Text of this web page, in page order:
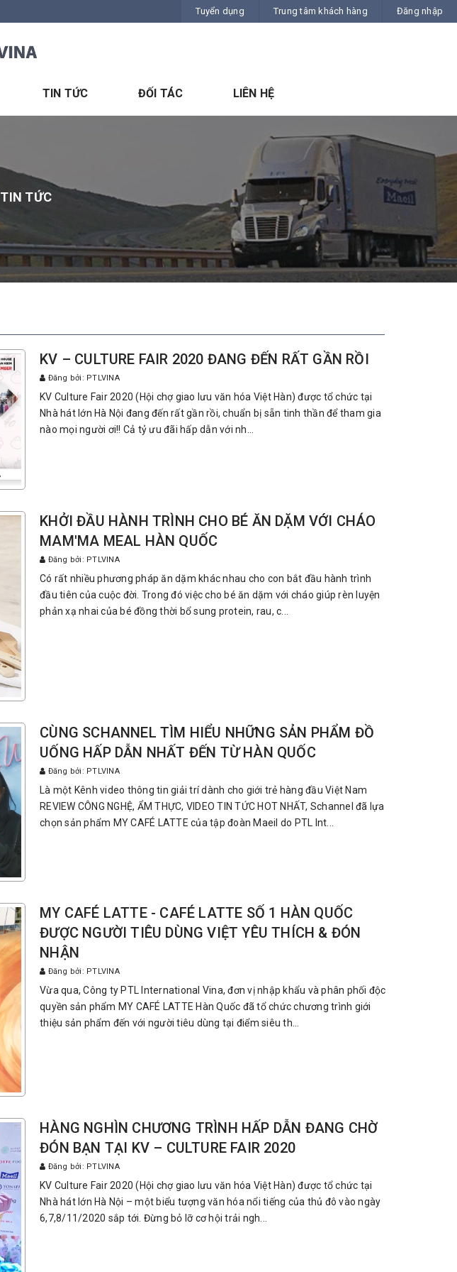
Tuyển dụng Trung tâm khách hàng Đăng nhập
TIN TỨC ĐỐI TÁC LIÊN HỆ
TIN TỨC
KV – CULTURE FAIR 2020 ĐANG ĐẾN RẤT GẦN RỒI
Đăng bởi: PTLVINA
KV Culture Fair 2020 (Hội chợ giao lưu văn hóa Việt Hàn) được tổ chức tại
Nhà hát lớn Hà Nội đang đến rất gần rồi, chuẩn bị sẵn tinh thần để tham gia
nào mọi người ơi!! Cả tỷ ưu đãi hấp dẫn với nh...
KHỞI ĐẦU HÀNH TRÌNH CHO BÉ ĂN DẶM VỚI CHÁO
MAM'MA MEAL HÀN QUỐC
Đăng bởi: PTLVINA
Có rất nhiều phương pháp ăn dặm khác nhau cho con bắt đầu hành trình
đầu tiên của cuộc đời. Trong đó việc cho bé ăn dặm với cháo giúp rèn luyện
phản xạ nhai của bé đồng thời bổ sung protein, rau, c...
CÙNG SCHANNEL TÌM HIỂU NHỮNG SẢN PHẨM ĐỒ
UỐNG HẤP DẪN NHẤT ĐẾN TỪ HÀN QUỐC
Đăng bởi: PTLVINA
Là một Kênh video thông tin giải trí dành cho giới trẻ hàng đầu Việt Nam
REVIEW CÔNG NGHỆ, ẨM THỰC, VIDEO TIN TỨC HOT NHẤT, Schannel đã lựa
chọn sản phẩm MY CAFÉ LATTE của tập đoàn Maeil do PTL Int...
MY CAFÉ LATTE - CAFÉ LATTE SỐ 1 HÀN QUỐC
ĐƯỢC NGƯỜI TIÊU DÙNG VIỆT YÊU THÍCH & ĐÓN
NHẬN
Đăng bởi: PTLVINA
Vừa qua, Công ty PTL International Vina, đơn vị nhập khẩu và phân phối độc
quyền sản phẩm MY CAFÉ LATTE Hàn Quốc đã tổ chức chương trình giới
thiệu sản phẩm đến với người tiêu dùng tại điểm siêu th...
HÀNG NGHÌN CHƯƠNG TRÌNH HẤP DẪN ĐANG CHỜ
ĐÓN BẠN TẠI KV – CULTURE FAIR 2020
Đăng bởi: PTLVINA
KV Culture Fair 2020 (Hội chợ giao lưu văn hóa Việt Hàn) được tổ chức tại
Nhà hát lớn Hà Nội – một biểu tượng văn hóa nổi tiếng của thủ đô vào ngày
6,7,8/11/2020 sắp tới. Đừng bỏ lỡ cơ hội trải ngh...